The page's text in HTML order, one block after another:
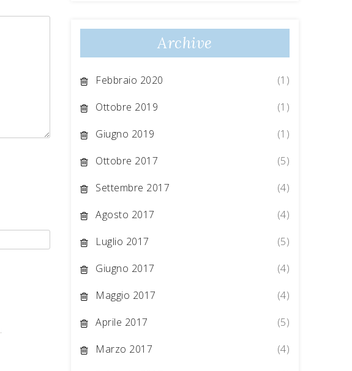
.
Archive
Febbraio 2020
(1)
Ottobre 2019
(1)
Giugno 2019
(1)
Ottobre 2017
(5)
Settembre 2017
(4)
Agosto 2017
(4)
Luglio 2017
(5)
Giugno 2017
(4)
Maggio 2017
(4)
Aprile 2017
(5)
Marzo 2017
(4)